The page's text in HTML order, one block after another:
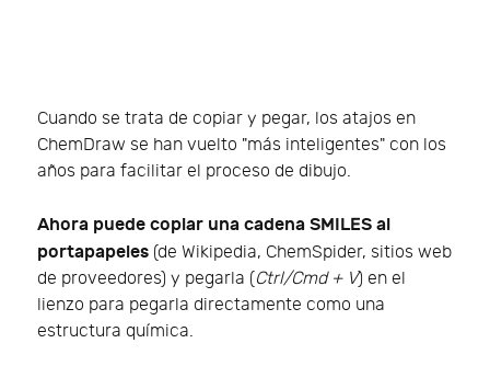
Cuando se trata de copiar y pegar, los atajos en
ChemDraw se han vuelto "más inteligentes" con los
años para facilitar el proceso de dibujo.
Ahora puede copiar una cadena SMILES al
portapapeles (de Wikipedia, ChemSpider, sitios web
de proveedores) y pegarla (Ctrl/Cmd + V) en el
lienzo para pegarla directamente como una
estructura química.